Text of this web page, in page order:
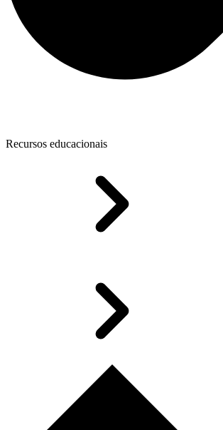
Recursos educacionais